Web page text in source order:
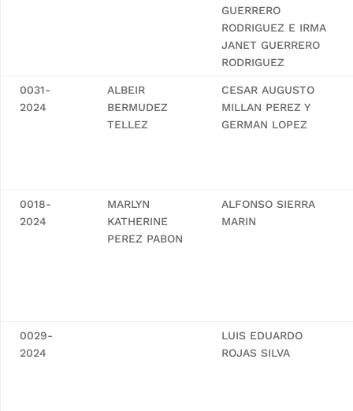
GUERRERO
RODRIGUEZ E IRMA
JANET GUERRERO
RODRIGUEZ
0031-
2024
ALBEIR
BERMUDEZ
TELLEZ
CESAR AUGUSTO
MILLAN PEREZ Y
GERMAN LOPEZ
0018-
2024
MARLYN
KATHERINE
PEREZ PABON
ALFONSO SIERRA
MARIN
0029-
2024
LUIS EDUARDO
ROJAS SILVA